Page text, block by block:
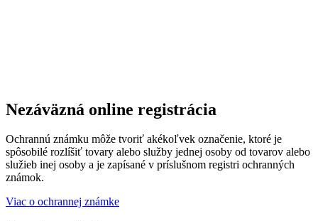
Nezáväzná online registrácia
Ochrannú známku môže tvoriť akékoľvek označenie, ktoré je
spôsobilé rozlíšiť tovary alebo služby jednej osoby od tovarov alebo
služieb inej osoby a je zapísané v príslušnom registri ochranných
známok.
Viac o ochrannej známke